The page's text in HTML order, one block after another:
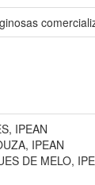
IPEAN
IPEAN
DE MELO,